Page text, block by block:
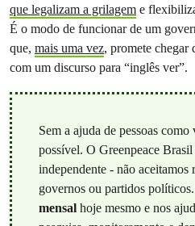
que legalizam a grilagem e
É o modo de funcionar de um
que, mais uma vez, promete chegar
com um discurso para “inglês ver”.
Sem a ajuda de pessoas
possível. O Greenpeace
independente - não aceitamos
governos ou partidos
mensalhoje mesmo e nos